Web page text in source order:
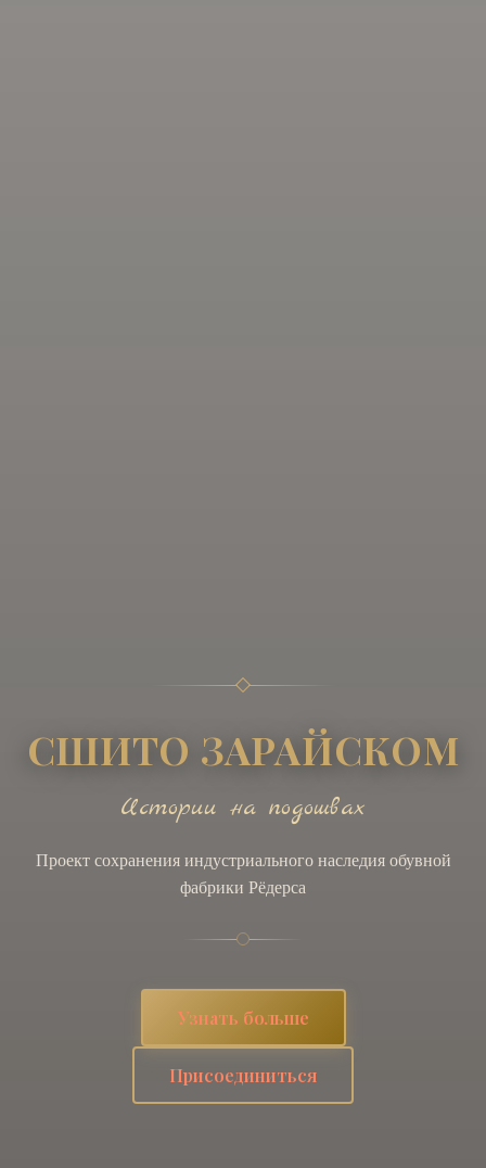
СШИТО ЗАРАЙСКОМ
Истории на подошвах
Проект сохранения индустриального наследия обувной
фабрики Рёдерса
Узнать больше
Присоединиться